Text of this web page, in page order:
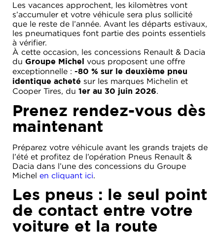
RENAULT
DACIA
ALPINE
LIGIER
MICROCAR
LIGIER
PROFESSIONAL
NOS
SERVICES
GROUPE
MICHEL
ACADÉMIE
HISTORIQUE
DU
GROUPE
MICHEL
ACTUALITÉS
Les vacances approchent, les kilomètres vont
s’accumuler et votre véhicule sera plus sollicité
que le reste de l’année. Avant les départs estivaux,
les pneumatiques font partie des points essentiels
à vérifier.
À cette occasion, les concessions Renault & Dacia
du Groupe Michel
vous proposent une offre
exceptionnelle : -80 % sur le deuxième pneu
identique acheté sur les marques Michelin et
Cooper Tires, du 1er au 30 juin 2026.
Prenez rendez-vous dès
maintenant
Préparez votre véhicule avant les grands trajets de
l’été et profitez de l’opération Pneus Renault &
Dacia dans l’une des concessions du Groupe
Michel en cliquant ici.
Les pneus : le seul point
de contact entre votre
voiture et la route